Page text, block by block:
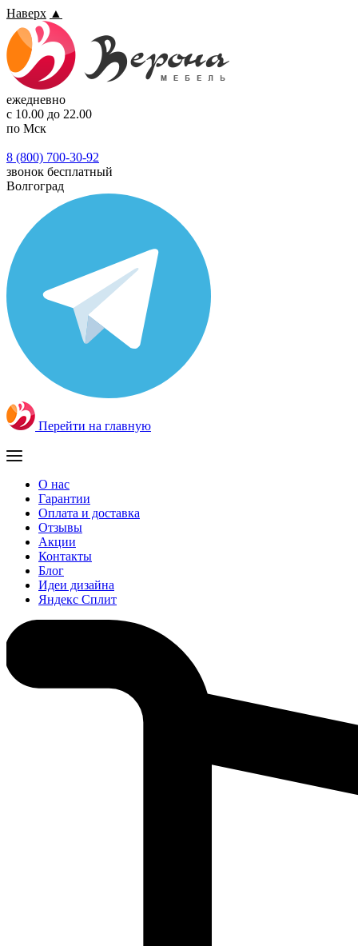
Наверх ▲
ежедневно
с 10.00 до 22.00
по Мск
8 (800) 700-30-92
звонок бесплатный
Волгоград
Перейти на главную
О нас
Гарантии
Оплата и доставка
Отзывы
Акции
Контакты
Блог
Идеи дизайна
Яндекс Сплит